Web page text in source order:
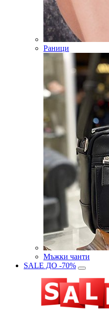
Раници
Мъжки чанти
SALE ДО -70%